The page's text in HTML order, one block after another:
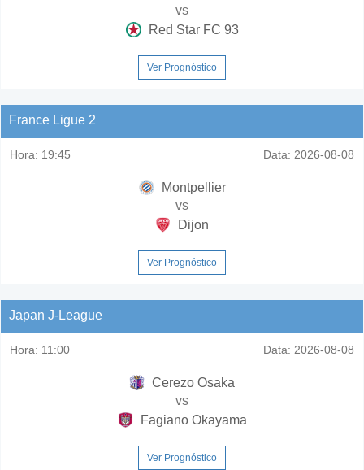
vs
Red Star FC 93
Ver Prognóstico
France Ligue 2
Hora: 19:45 Data: 2026-08-08
Montpellier
vs
Dijon
Ver Prognóstico
Japan J-League
Hora: 11:00 Data: 2026-08-08
Cerezo Osaka
vs
Fagiano Okayama
Ver Prognóstico